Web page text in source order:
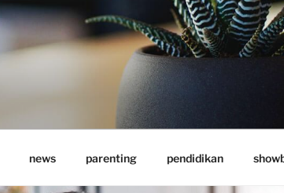
news parenting pendidikan